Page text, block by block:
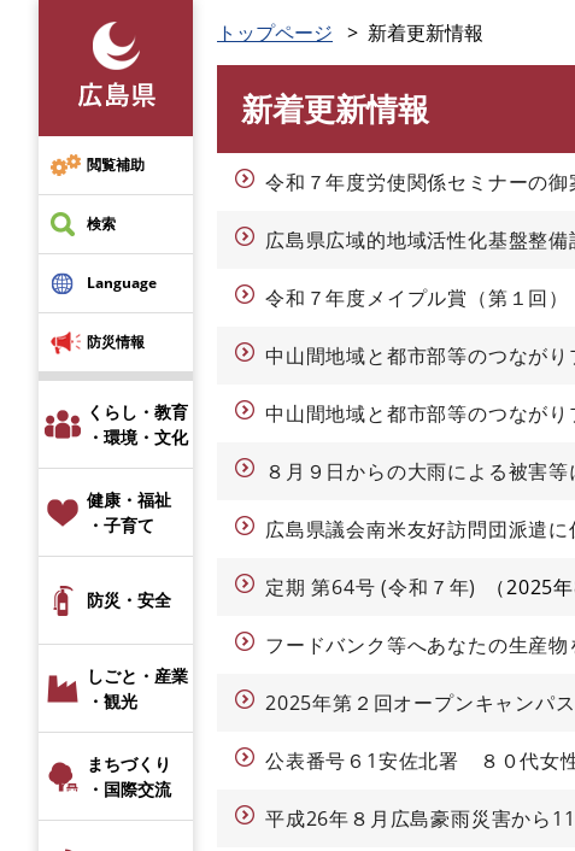
先
頭
で
す
閲覧補助
検索
Language
防災情報
くらし・教育
・環境・文化
健康・福祉
・子育て
防災・安全
しごと・産業
・観光
まちづくり
・国際交流
トップページ 新着更新情報
新着更新情報
令和７年度労使関係セミナーの御
広島県広域的地域活性化基盤整備
令和７年度メイプル賞（第１回）
中山間地域と都市部等のつなが
中山間地域と都市部等のつなが
８月９日からの大雨による被害等
広島県議会南米友好訪問団派遣
定期 第64号 (令和７年) 2025
フードバンク等へあなたの生産物
2025年第２回オープンキャンパ
公表番号６1安佐北署 ８０代女
平成26年８月広島豪雨災害から